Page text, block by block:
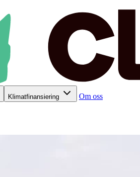
Klimatfinansiering Om oss